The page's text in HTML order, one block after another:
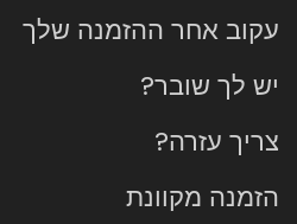
עקוב אחר ההזמנה שלך
יש לך שובר?
צריך עזרה?
הזמנה מקוונת